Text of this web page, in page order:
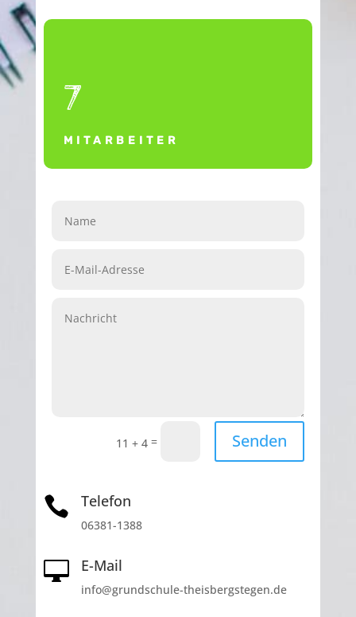
7
MITARBEITER
11 + 4 = Senden
 Telefon
06381-1388
 E-Mail
info@grundschule-theisbergstegen.de